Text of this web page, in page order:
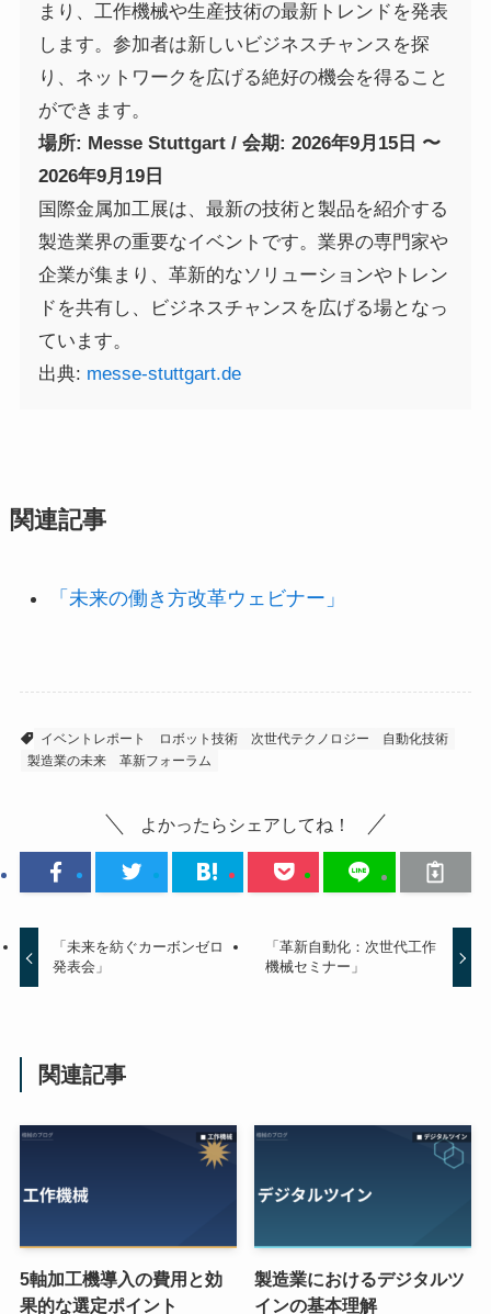
まり、工作機械や生産技術の最新トレンドを発表
します。参加者は新しいビジネスチャンスを探
り、ネットワークを広げる絶好の機会を得ること
ができます。
場所: Messe Stuttgart / 会期: 2026年9月15日 〜
2026年9月19日
国際金属加工展は、最新の技術と製品を紹介する
製造業界の重要なイベントです。業界の専門家や
企業が集まり、革新的なソリューションやトレン
ドを共有し、ビジネスチャンスを広げる場となっ
ています。
出典: messe-stuttgart.de
関連記事
「未来の働き方改革ウェビナー」
イベントレポート ロボット技術 次世代テクノロジー
自動化技術
製造業の未来
革新フォーラム
よかったらシェアしてね！
「未来を紡ぐカーボンゼロ
発表会」
「革新自動化：次世代工作
機械セミナー」
関連記事
5軸加工機導入の費用と効
果的な選定ポイント
製造業におけるデジタルツ
インの基本理解